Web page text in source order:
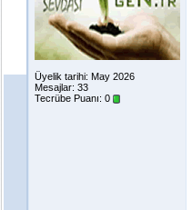
Üyelik tarihi: May 2026
Mesajlar: 33
Tecrübe Puanı: 0